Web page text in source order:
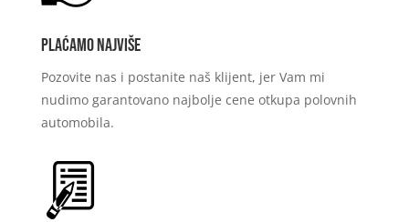
Plaćamo najviše
Pozovite nas i postanite naš klijent, jer Vam mi
nudimo garantovano najbolje cene otkupa polovnih
automobila.